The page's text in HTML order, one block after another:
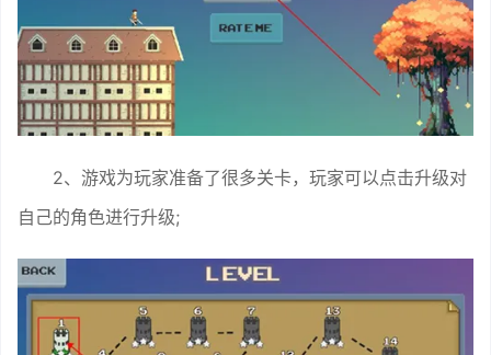
2、游戏为玩家准备了很多关卡，玩家可以点击升级对
自己的角色进行升级;